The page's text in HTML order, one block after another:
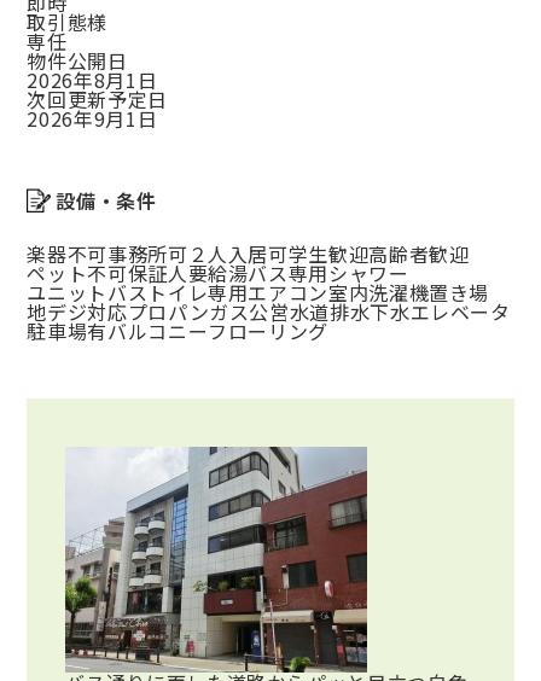
取引態様
専任
物件公開日
2026年8月1日
次回更新予定日
2026年9月1日
設備・条件
楽器不可事務所可 ２人入居可学生歓迎高齢者歓迎
ペット不可保証人要給湯バス専用シャワー
ユニットバストイレ専用エアコン室内洗濯機置き場
地デジ対応プロパンガス公営水道排水下水エレベータ
駐車場有バルコニーフローリング